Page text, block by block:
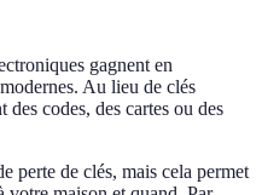
gagnent en
Au lieu de clés
codes, des cartes ou des
perte de clés, mais cela permet